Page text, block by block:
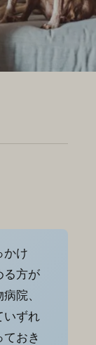
かけ
る方が
院、
いずれ
おき